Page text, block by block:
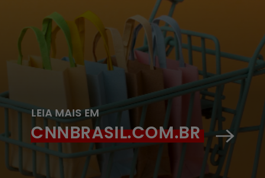
LEIA MAIS EM
CNNBRASIL.COM.BR